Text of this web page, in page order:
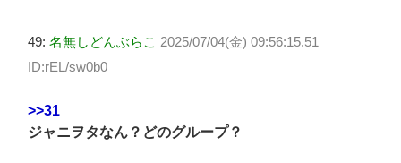
49: 名無しどんぶらこ 2025/07/04(金) 09:56:15.51
ID:rEL/sw0b0
>>31
ジャニヲタなん？どのグループ？